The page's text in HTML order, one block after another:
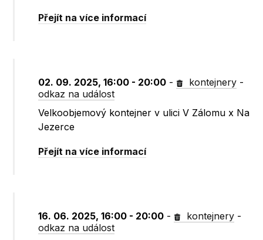
Přejít na více informací
02. 09. 2025, 16:00 - 20:00 - kontejnery -
odkaz na událost
Velkoobjemový kontejner v ulici V Zálomu x Na
Jezerce
Přejít na více informací
16. 06. 2025, 16:00 - 20:00 - kontejnery -
odkaz na událost